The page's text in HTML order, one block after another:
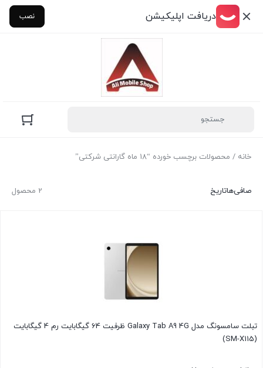
دریافت اپلیکیشن نصب
خانه / محصولات برچسب خورده “18 ماه گارانتی شرکتی”
2 محصول صافی‌هاتاریخ
تبلت سامسونگ مدل Galaxy Tab A9 4G ظرفیت 64 گیگابایت رم 4 گیگابایت
(SM-X115)